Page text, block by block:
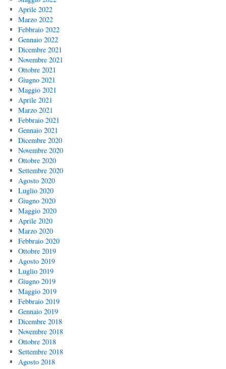
Aprile 2022
Marzo 2022
Febbraio 2022
Gennaio 2022
Dicembre 2021
Novembre 2021
Ottobre 2021
Giugno 2021
Maggio 2021
Aprile 2021
Marzo 2021
Febbraio 2021
Gennaio 2021
Dicembre 2020
Novembre 2020
Ottobre 2020
Settembre 2020
Agosto 2020
Luglio 2020
Giugno 2020
Maggio 2020
Aprile 2020
Marzo 2020
Febbraio 2020
Ottobre 2019
Agosto 2019
Luglio 2019
Giugno 2019
Maggio 2019
Febbraio 2019
Gennaio 2019
Dicembre 2018
Novembre 2018
Ottobre 2018
Settembre 2018
Agosto 2018